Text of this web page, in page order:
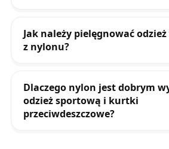
Jak należy pielęgnować
z nylonu?
Dlaczego nylon jest dobrym
odzież sportową i kurtki
przeciwdeszczowe?